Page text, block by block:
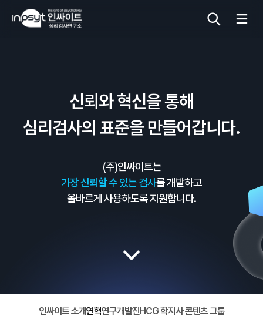
신뢰와 혁신을 통해
심리검사의 표준을 만들어갑니다.
(주)인싸이트는
가장 신뢰할 수 있는 검사를 개발하고
올바르게 사용하도록 지원합니다.
인싸이트 소개연혁연구개발진HCG 학지사 콘텐츠 그룹